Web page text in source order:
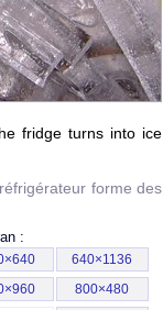
fridge turns into ice
forme des
:
640×1136
800×480